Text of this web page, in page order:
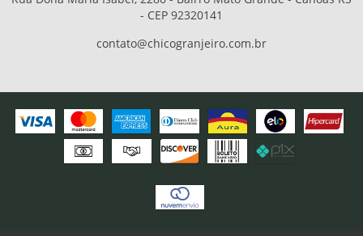
- CEP 92320141
contato@chicogranjeiro.com.br